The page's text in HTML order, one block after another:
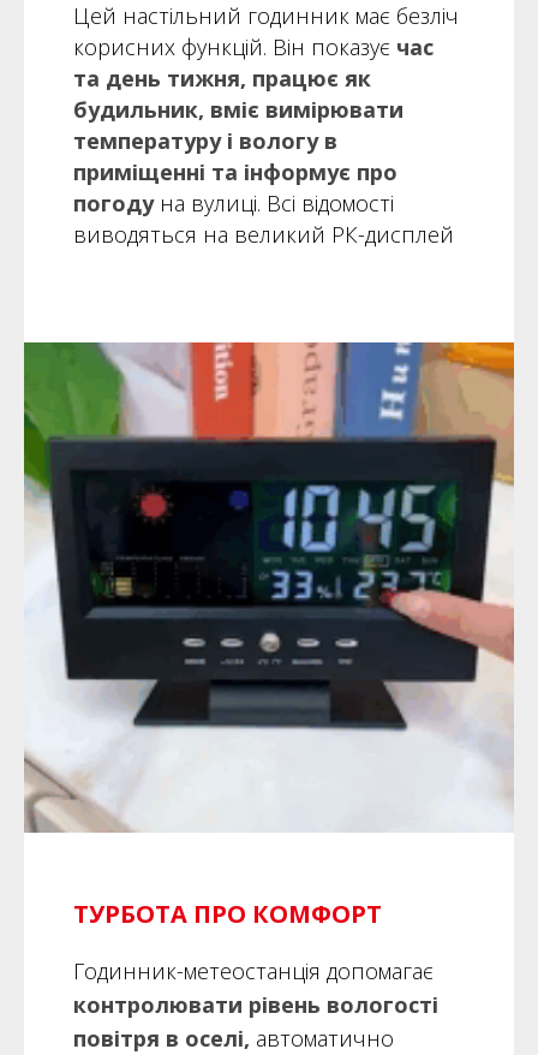
Цей настільний годинник має безліч
корисних функцій. Він показує час
та день тижня, працює як
будильник, вміє вимірювати
температуру і вологу в
приміщенні та інформує про
погодуна вулиці. Всі відомості
виводяться на великий РК-дисплей
ТУРБОТА ПРО КОМФОРТ
Годинник-метеостанція допомагає
контролювати рівень вологості
повітря в оселі, автоматично